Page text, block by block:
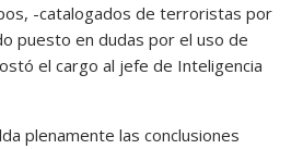
-catalogados de terroristas por
puesto en dudas por el uso de
el cargo al jefe de Inteligencia
plenamente las conclusiones